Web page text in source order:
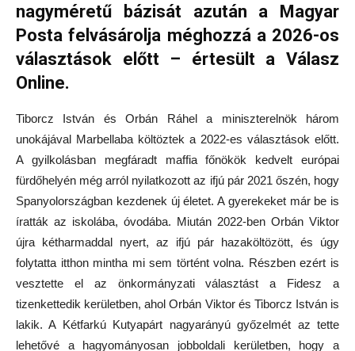
nagyméretű bázisát azután a Magyar
Posta felvásárolja méghozzá a 2026-os
választások előtt – értesült a Válasz
Online.
Tiborcz István és Orbán Ráhel a miniszterelnök három
unokájával Marbellaba költöztek a 2022-es választások előtt.
A gyilkolásban megfáradt maffia főnökök kedvelt európai
fürdőhelyén még arról nyilatkozott az ifjú pár 2021 őszén, hogy
Spanyolországban kezdenek új életet. A gyerekeket már be is
íratták az iskolába, óvodába. Miután 2022-ben Orbán Viktor
újra kétharmaddal nyert, az ifjú pár hazaköltözött, és úgy
folytatta itthon mintha mi sem történt volna. Részben ezért is
vesztette el az önkormányzati választást a Fidesz a
tizenkettedik kerületben, ahol Orbán Viktor és Tiborcz István is
lakik. A Kétfarkú Kutyapárt nagyarányú győzelmét az tette
lehetővé a hagyományosan jobboldali kerületben, hogy a